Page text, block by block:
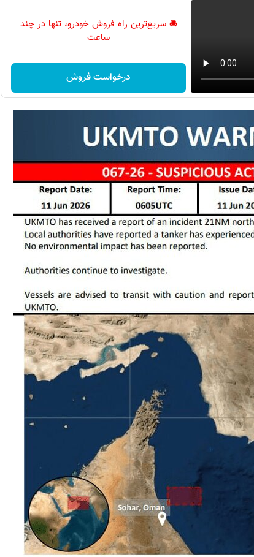
🚘 سریع‌ترین راه فروش خودرو، تنها در چند
ساعت
درخواست فروش